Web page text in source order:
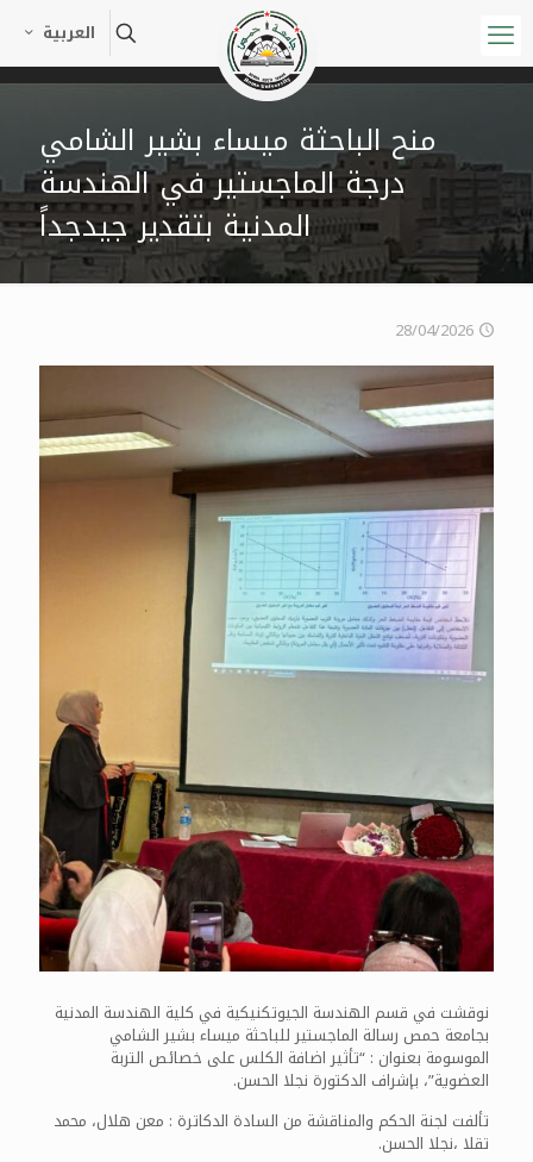
العربية
منح الباحثة ميساء بشير الشامي
درجة الماجستير في الهندسة
المدنية بتقدير جيدجداً
28/04/2026
نوقشت في قسم الهندسة الجيوتكنيكية في كلية الهندسة المدنية
بجامعة حمص رسالة الماجستير للباحثة ميساء بشير الشامي
الموسومة بعنوان : “تأثير اضافة الكلس على خصائص التربة
العضوية”، بإشراف الدكتورة نجلا الحسن.
تألفت لجنة الحكم والمناقشة من السادة الدكاترة : معن هلال، محمد
تقلا ،نجلا الحسن.